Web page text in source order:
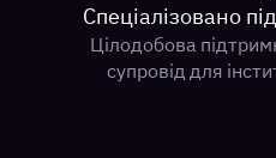
Спеціалізовано
Цілодобова
супровід для